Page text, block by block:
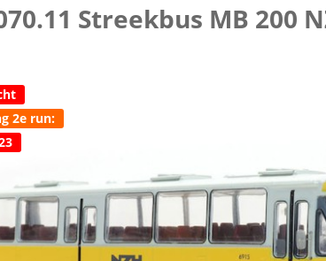
Streekbus MB 200
2e run: